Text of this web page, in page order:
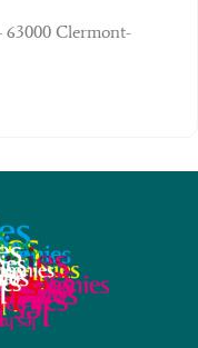
63000 Clermont-